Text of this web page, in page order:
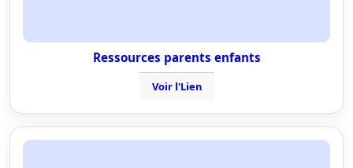
Ressources parents enfants
Voir l'Lien